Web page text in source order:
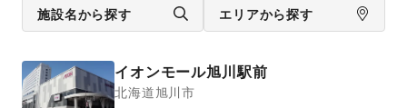
施設名から探す エリアから探す
イオンモール旭川駅前
北海道旭川市